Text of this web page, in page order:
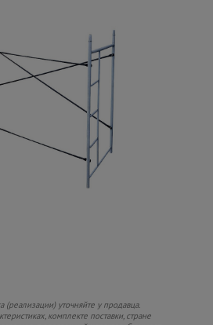
уточняйте у продавца.
комплекте поставки, стране